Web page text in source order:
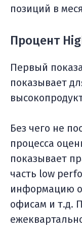
позиций в
Процент
Первый
показывает
Без чего не
процесса
показывает
часть low
информацию о
офисам и т.д.